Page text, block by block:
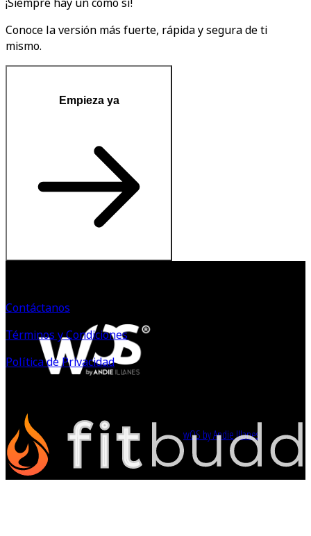
Conoce la versión más fuerte, rápida y segura de ti
mismo.
Empieza ya
wOS by Andie Illanes
Contáctanos
Términos y Condiciones
Política de Privacidad